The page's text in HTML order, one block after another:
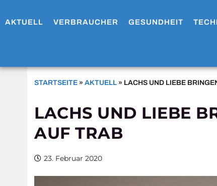
AKTUELL VERBRAUCHER GESUNDHEIT
STARTSEITE »AKTUELL » LACHS UND LIEBE
LACHS UND LIEBE
AUF TRAB
23. Februar 2020